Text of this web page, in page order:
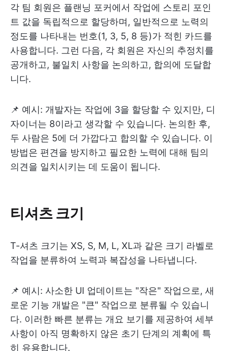
각 팀 회원은 플랜닝 포커에서 작업에 스토리 포인
트 값을 독립적으로 할당하며, 일반적으로 노력의
정도를 나타내는 번호(1, 3, 5, 8 등)가 적힌 카드를
사용합니다. 그런 다음, 각 회원은 자신의 추정치를
공개하고, 불일치 사항을 논의하고, 합의에 도달합
니다.
📌 예시: 개발자는 작업에 3을 할당할 수 있지만, 디
자이너는 8이라고 생각할 수 있습니다. 논의한 후,
두 사람은 5에 더 가깝다고 합의할 수 있습니다. 이
방법은 편견을 방지하고 필요한 노력에 대해 팀의
의견을 일치시키는 데 도움이 됩니다.
티셔츠 크기
T-셔츠 크기는 XS, S, M, L, XL과 같은 크기 라벨로
작업을 분류하여 노력과 복잡성을 나타냅니다.
📌 예시: 사소한 UI 업데이트는 "작은" 작업으로, 새
로운 기능 개발은 "큰" 작업으로 분류될 수 있습니
다. 이러한 빠른 분류는 개요 보기를 제공하여 세부
사항이 아직 명확하지 않은 초기 단계의 계획에 특
히 유용합니다.